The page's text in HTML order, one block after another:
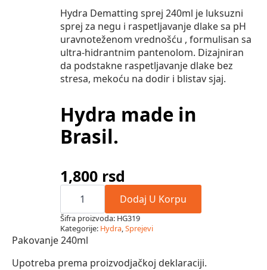
Hydra Dematting sprej 240ml je luksuzni
sprej za negu i raspetljavanje dlake sa pH
uravnoteženom vrednošću , formulisan sa
ultra-hidrantnim pantenolom. Dizajniran
da podstakne raspetljavanje dlake bez
stresa, mekoću na dodir i blistav sjaj.
Hydra made in
Brasil.
1,800 rsd
Hydra
Dematting
240
ml
količina
Dodaj U Korpu
Šifra proizvoda: HG319
Kategorije: Hydra Sprejevi
Pakovanje 240ml
Upotreba prema proizvodjačkoj deklaraciji.